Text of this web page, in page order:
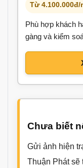
Từ 4.100.000đ/
Phù hợp khách
gàng và kiểm
Chưa biết
Gửi ảnh hiện
Thuận Phát sẽ